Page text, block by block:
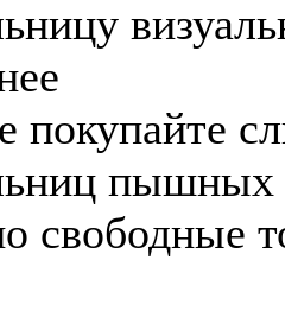
покупайте
свободные